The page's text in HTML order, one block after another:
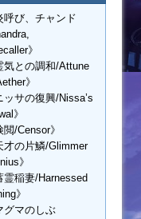
呼び、チャンド
》
気との調和/Attune
》
ッサの復興/Nissa’s
》
/Censor》
才の片鱗/Glimmer
》
霊稲妻/Harnessed
》
グマのしぶ